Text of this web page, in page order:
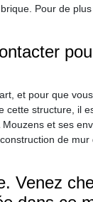
Pour de
et pour que
cette structure, il
et ses
de mur
Venez